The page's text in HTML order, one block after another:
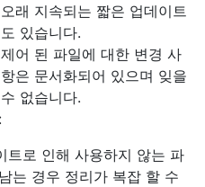
오래 지속되는 짧은 업데이트
도 있습니다.
제어 된 파일에 대한 변경 사
항은 문서화되어 있으며 잊을
수 없습니다.
:
트로 인해 사용하지 않는 파
는 경우 정리가 복잡 할 수